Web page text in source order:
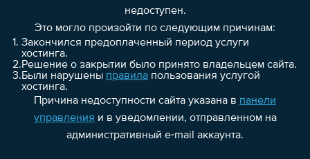
недоступен.
Это могло произойти по следующим причинам:
1. Закончился предоплаченный период услуги
хостинга.
2.Решение о закрытии было принято владельцем сайта.
3.Были нарушены правилапользования услугой
хостинга.
Причина недоступности сайта указана в панели
управления и в уведомлении, отправленном на
административный e-mail аккаунта.